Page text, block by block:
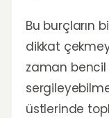
Bu burçların
dikkat
zaman
üstlerinde